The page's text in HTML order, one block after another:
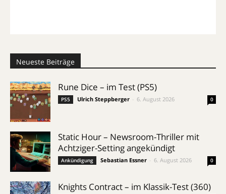
Neueste Beiträge
Rune Dice – im Test (PS5)
PS5 Ulrich Steppberger 6. August 2026 0
Static Hour – Newsroom-Thriller mit
Achtziger-Setting angekündigt
Ankündigung Sebastian Essner 6. August 2026 0
Knights Contract – im Klassik-Test (360)